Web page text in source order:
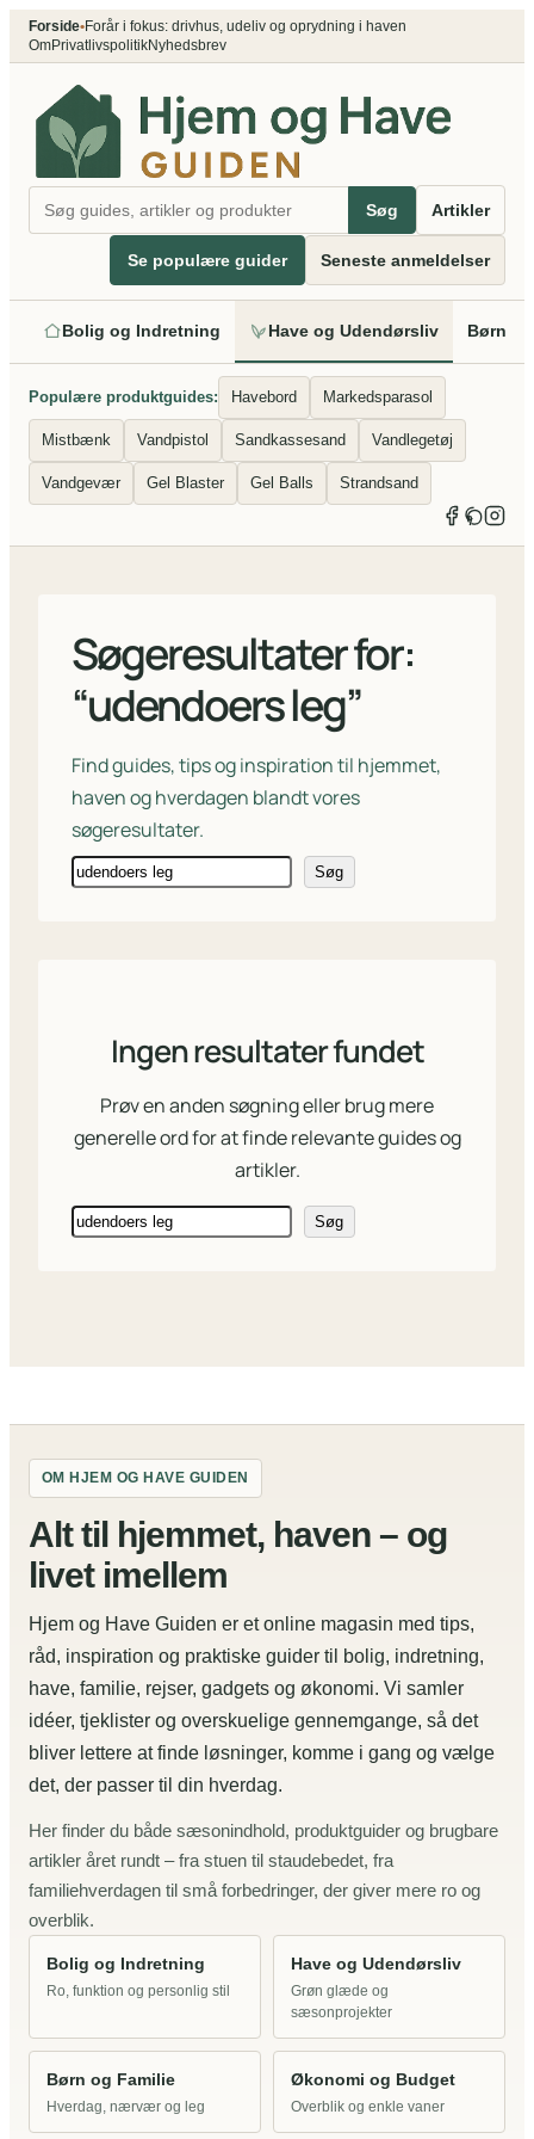
Spring
indhold
Forside•Forår i fokus: drivhus, udeliv og oprydning i haven
OmPrivatlivspolitikNyhedsbrev
Søg Artikler
Se populære guider Seneste anmeldelser
Bolig og Indretning Have og Udendørsliv Børn
Populære produktguides: Havebord Markedsparasol
Mistbænk Vandpistol Sandkassesand Vandlegetøj
Vandgevær Gel Blaster Gel Balls Strandsand
Søgeresultater for:
“udendoers leg”
Find guides, tips og inspiration til hjemmet,
haven og hverdagen blandt vores
søgeresultater.
Søg
Søg
Ingen resultater fundet
Prøv en anden søgning eller brug mere
generelle ord for at finde relevante guides og
artikler.
Søg
Søg
OM HJEM OG HAVE GUIDEN
Alt til hjemmet, haven – og
livet imellem
Hjem og Have Guiden er et online magasin med tips,
råd, inspiration og praktiske guider til bolig, indretning,
have, familie, rejser, gadgets og økonomi. Vi samler
idéer, tjeklister og overskuelige gennemgange, så det
bliver lettere at finde løsninger, komme i gang og vælge
det, der passer til din hverdag.
Her finder du både sæsonindhold, produktguider og brugbare
artikler året rundt – fra stuen til staudebedet, fra
familiehverdagen til små forbedringer, der giver mere ro og
overblik.
Bolig og Indretning
Ro, funktion og personlig stil
Have og Udendørsliv
Grøn glæde og
sæsonprojekter
Børn og Familie
Hverdag, nærvær og leg
Økonomi og Budget
Overblik og enkle vaner